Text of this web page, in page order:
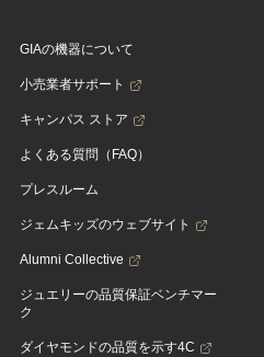
GIAの機器について
小売業者サポート
キャンパス ストア
よくある質問（FAQ）
プレスルーム
ジェムキッズのウェブサイト
Alumni Collective
ジュエリーの品質保証ベンチマー
ク
ダイヤモンドの品質を示す4C